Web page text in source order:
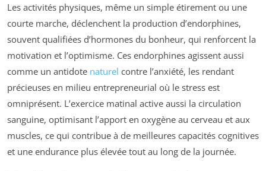
Les activités physiques, même un simple étirement ou une
courte marche, déclenchent la production d’endorphines,
souvent qualifiées d’hormones du bonheur, qui renforcent la
motivation et l’optimisme. Ces endorphines agissent aussi
comme un antidote naturel contre l’anxiété, les rendant
précieuses en milieu entrepreneurial où le stress est
omniprésent. L’exercice matinal active aussi la circulation
sanguine, optimisant l’apport en oxygène au cerveau et aux
muscles, ce qui contribue à de meilleures capacités cognitives
et une endurance plus élevée tout au long de la journée.